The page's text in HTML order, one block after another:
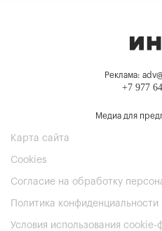
Реклама:
+7 977
Медиа для
Карта сайта
Cookies
Согласие на обработку
Политика конфиденциальности
Условия использования cookie-